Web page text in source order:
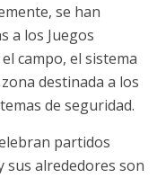
se han
a los Juegos
campo, el sistema
destinada a los
de seguridad.
partidos
sus alrededores son